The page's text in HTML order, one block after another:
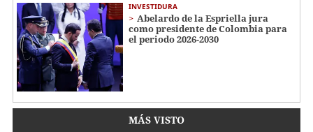
INVESTIDURA
Abelardo de la Espriella jura
como presidente de Colombia para
el periodo 2026-2030
MÁS VISTO